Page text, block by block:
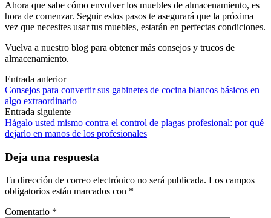
Ahora que sabe cómo envolver los muebles de almacenamiento, es
hora de comenzar. Seguir estos pasos te asegurará que la próxima
vez que necesites usar tus muebles, estarán en perfectas condiciones.
Vuelva a nuestro blog para obtener más consejos y trucos de
almacenamiento.
Navegación
de
las
entradas
Entrada anterior
Consejos para convertir sus gabinetes de cocina blancos básicos en
algo extraordinario
Entrada siguiente
Hágalo usted mismo contra el control de plagas profesional: por qué
dejarlo en manos de los profesionales
Deja una respuesta
Tu dirección de correo electrónico no será publicada. Los campos
obligatorios están marcados con *
Comentario *